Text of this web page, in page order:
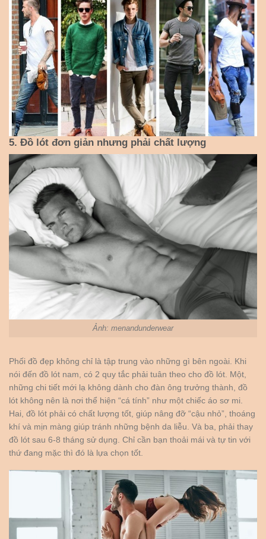
5. Đồ lót đơn giản nhưng phải chất lượng
Ảnh: menandunderwear
Phối đồ đẹp không chỉ là tập trung vào những gì bên ngoài. Khi
nói đến đồ lót nam, có 2 quy tắc phải tuân theo cho đồ lót. Một,
những chi tiết mới lạ không dành cho đàn ông trưởng thành, đồ
lót không nên là nơi thể hiện “cá tính” như một chiếc áo sơ mi.
Hai, đồ lót phải có chất lượng tốt, giúp nâng đỡ “cậu nhỏ”, thoáng
khí và mịn màng giúp tránh những bệnh da liễu. Và ba, phải thay
đồ lót sau 6-8 tháng sử dụng. Chỉ cần bạn thoải mái và tự tin với
thứ đang mặc thì đó là lựa chọn tốt.